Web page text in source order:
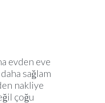
evden eve
sağlam
nakliye
çoğu